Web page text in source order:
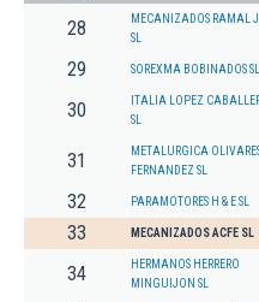
28
MECANIZADOS RAMAL
SL
29 SOREXMA BOBINADOS SL.
30
ITALIA LOPEZ
SL
31
METALURGICA
FERNANDEZ SL
32 PARAMOTORES H & E SL
33 MECANIZADOS ACFE SL
34
HERMANOS HERRERO
MINGUIJON SL